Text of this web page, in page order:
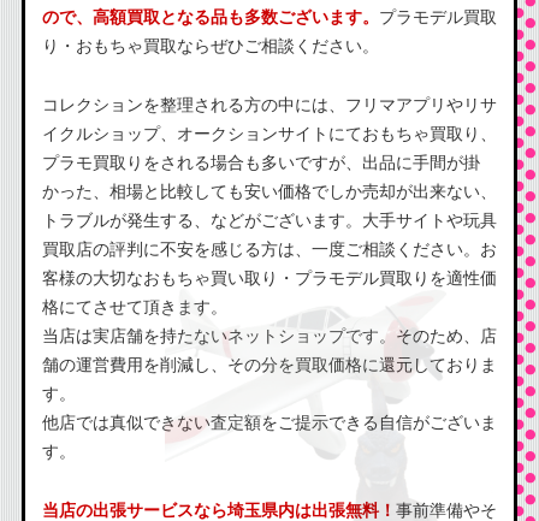
ので、高額買取となる品も多数ございます。 プラモデル買取
り・おもちゃ買取ならぜひご相談ください。
コレクションを整理される方の中には、フリマアプリやリサ
イクルショップ、オークションサイトにておもちゃ買取り、
プラモ買取りをされる場合も多いですが、出品に手間が掛
かった、相場と比較しても安い価格でしか売却が出来ない、
トラブルが発生する、などがございます。大手サイトや玩具
買取店の評判に不安を感じる方は、一度ご相談ください。お
客様の大切なおもちゃ買い取り・プラモデル買取りを適性価
格にてさせて頂きます。
当店は実店舗を持たないネットショップです。そのため、店
舗の運営費用を削減し、その分を買取価格に還元しておりま
す。
他店では真似できない査定額をご提示できる自信がございま
す。
当店の出張サービスなら埼玉県内は出張無料！ 事前準備やそ